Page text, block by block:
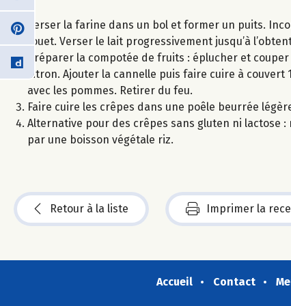
Verser la farine dans un bol et former un puits.
fouet. Verser le lait progressivement jusqu’à
Préparer la compotée de fruits : éplucher et
citron. Ajouter la cannelle puis faire cuire à
avec les pommes. Retirer du feu.
Faire cuire les crêpes dans une poêle beurrée
Alternative pour des crêpes sans gluten ni lactose
par une boisson végétale riz.
Retour à la liste Imprimer la
Accueil Contact